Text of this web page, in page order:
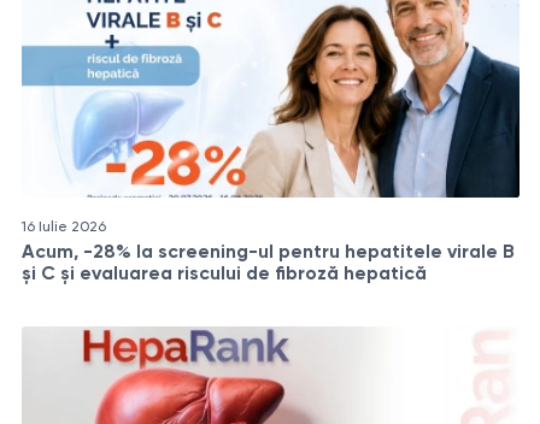
16 Iulie 2026
Acum, -28% la screening-ul pentru hepatitele virale B
și C și evaluarea riscului de fibroză hepatică